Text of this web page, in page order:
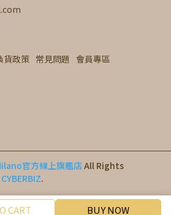
CART BUY NOW
貨政策 常見問題 會員專區
官方線上旗艦店All Rights
CYBERBIZ.